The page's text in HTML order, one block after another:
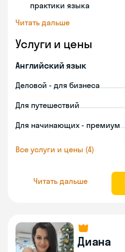
практики языка
Читать дальше
Услуги и цены
Английский язык
Деловой - для бизнеса
Для путешествий
Для начинающих - премиум
Все услуги и цены (4)
Читать дальше
Диана